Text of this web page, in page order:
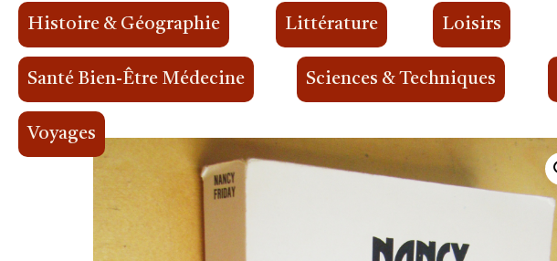
Histoire & Géographie Littérature Loisirs
Santé Bien-Être Médecine Sciences & Techniques
Voyages